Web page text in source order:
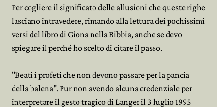
Per cogliere il significato delle allusioni che queste righe
lasciano intravedere, rimando alla lettura dei pochissimi
versi del libro di Giona nella Bibbia, anche se devo
spiegare il perché ho scelto di citare il passo.
"Beati i profeti che non devono passare per la pancia
della balena". Pur non avendo alcuna credenziale per
interpretare il gesto tragico di Langer il 3 luglio 1995